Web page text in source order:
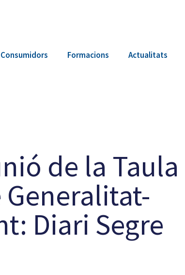
Consumidors Formacions Actualitats
de la Taula
Generalitat-
Diari Segre